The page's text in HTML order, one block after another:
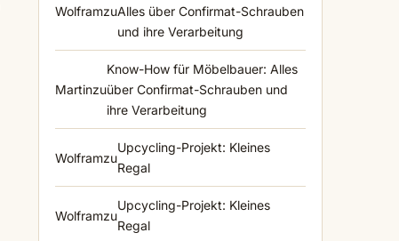
WolframzuAlles über Confirmat-Schrauben
und ihre Verarbeitung
Martinzu
Know-How für Möbelbauer: Alles
über Confirmat-Schrauben und
ihre Verarbeitung
Wolframzu
Upcycling-Projekt: Kleines
Regal
Wolframzu
Upcycling-Projekt: Kleines
Regal